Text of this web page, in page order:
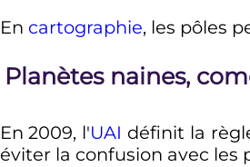
En cartographie, les pôles
Planètes naines,
En 2009, l'UAI définit la
éviter la confusion avec les